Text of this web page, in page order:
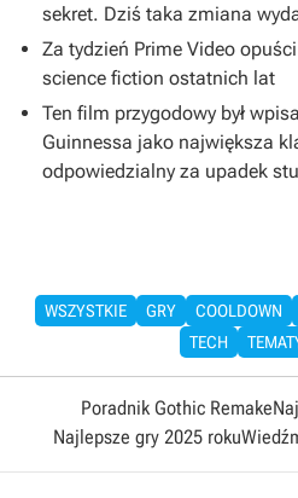
sekret. Dziś taka zmiana
Za tydzień Prime Video
science fiction ostatnich lat
Ten film przygodowy był
Guinnessa jako największa
odpowiedzialny za upadek
WSZYSTKIE GRY COOLDOWN
TECH
Poradnik Gothic Remake
Najlepsze gry 2025 roku